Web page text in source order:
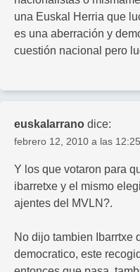
una Euskal Herria que
es una aberración y
cuestión nacional pero
euskalarrano dice:
febrero 12, 2010 a las 12:25
Y los que votaron para
ibarretxe y el mismo
ajentes del MVLN?.
No dijo tambien Ibarrtxe
democratico, este